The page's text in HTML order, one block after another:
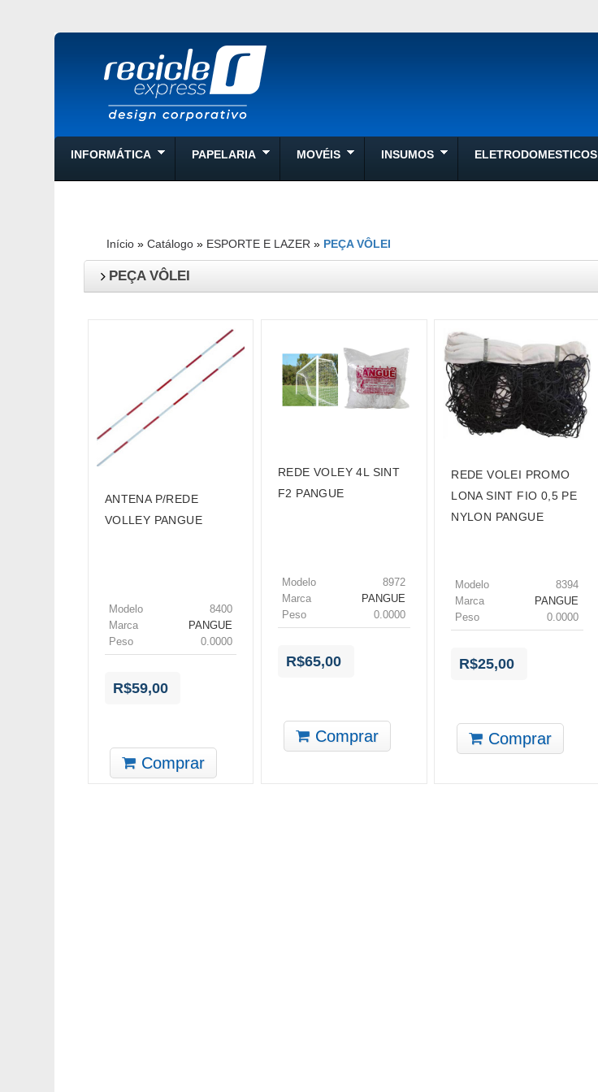
INFORMÁTICA PAPELARIA MOVÉIS INSUMOS ELETRODOMESTICOS
Início »Catálogo » ESPORTE E LAZER » PEÇA VÔLEI
PEÇA VÔLEI
ANTENA P/REDE
VOLLEY PANGUE
Modelo
8400
Marca
PANGUE
Peso
0.0000
R$59,00
Comprar
REDE VOLEY 4L SINT
F2 PANGUE
Modelo
8972
Marca
PANGUE
Peso
0.0000
R$65,00
Comprar
REDE VOLEI PROMO
LONA SINT FIO 0,5 PE
NYLON PANGUE
Modelo
8394
Marca
PANGUE
Peso
0.0000
R$25,00
Comprar